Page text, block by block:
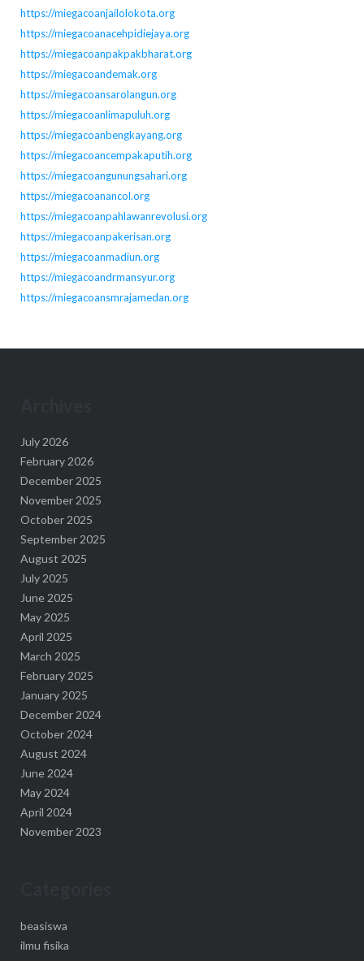
https://miegacoanjailolokota.org
https://miegacoanacehpidiejaya.org
https://miegacoanpakpakbharat.org
https://miegacoandemak.org
https://miegacoansarolangun.org
https://miegacoanlimapuluh.org
https://miegacoanbengkayang.org
https://miegacoancempakaputih.org
https://miegacoangunungsahari.org
https://miegacoanancol.org
https://miegacoanpahlawanrevolusi.org
https://miegacoanpakerisan.org
https://miegacoanmadiun.org
https://miegacoandrmansyur.org
https://miegacoansmrajamedan.org
July 2026
February 2026
December 2025
November 2025
October 2025
September 2025
August 2025
July 2025
June 2025
May 2025
April 2025
March 2025
February 2025
January 2025
December 2024
October 2024
August 2024
June 2024
May 2024
April 2024
November 2023
beasiswa
ilmu fisika